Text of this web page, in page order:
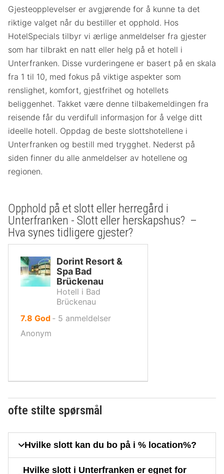
Gjesteopplevelser er avgjørende for å kunne ta det
riktige valget når du bestiller et opphold. Hos
HotelSpecials tilbyr vi ærlige anmeldelser fra gjester
som har tilbrakt en natt eller helg på et hotell i
Unterfranken. Disse vurderingene er basert på en skala
fra 1 til 10, med fokus på viktige aspekter som
renslighet, komfort, gjestfrihet og hotellets
beliggenhet. Takket være denne tilbakemeldingen fra
reisende får du verdifull informasjon for å velge ditt
ideelle hotell. Oppdag de beste slottshotellene i
Unterfranken og bestill med trygghet. Nederst på
siden finner du alle anmeldelser av hotellene og
regionen.
Opphold på et slott eller herregård i
Unterfranken - Slott eller herskapshus? –
Hva synes tidligere gjester?
Dorint Resort &
Spa Bad
Brückenau
Hotell i Bad
Brückenau
7.8 av
God ‐ 5 anmeldelser
Anonym
ofte stilte spørsmål
Hvilke slott kan du bo på i % location%?
Hvilke slott i Unterfranken er egnet for